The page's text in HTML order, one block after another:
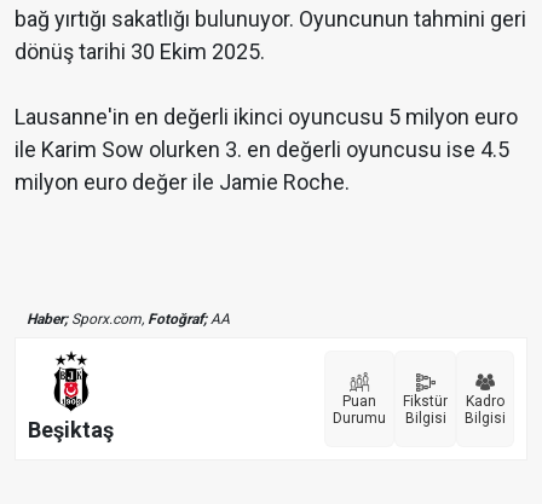
bağ yırtığı sakatlığı bulunuyor. Oyuncunun tahmini geri
dönüş tarihi 30 Ekim 2025.
Lausanne'in en değerli ikinci oyuncusu 5 milyon euro
ile Karim Sow olurken 3. en değerli oyuncusu ise 4.5
milyon euro değer ile Jamie Roche.
Haber;Sporx.com, Fotoğraf;AA
Beşiktaş
Puan
Durumu
Fikstür
Bilgisi
Kadro
Bilgisi